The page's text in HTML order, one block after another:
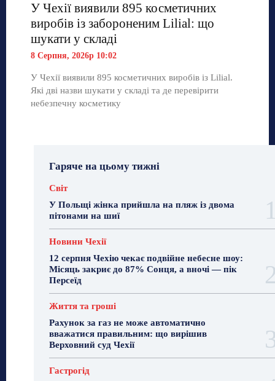
У Чехії виявили 895 косметичних
виробів із забороненим Lilial: що
шукати у складі
8 Серпня, 2026р 10:02
У Чехії виявили 895 косметичних виробів із Lilial.
Які дві назви шукати у складі та де перевірити
небезпечну косметику
Гаряче на цьому тижні
Світ
У Польщі жінка прийшла на пляж із двома
пітонами на шиї
Новини Чехії
12 серпня Чехію чекає подвійне небесне шоу:
Місяць закриє до 87% Сонця, а вночі — пік
Персеїд
Життя та гроші
Рахунок за газ не може автоматично
вважатися правильним: що вирішив
Верховний суд Чехії
Гастрогід